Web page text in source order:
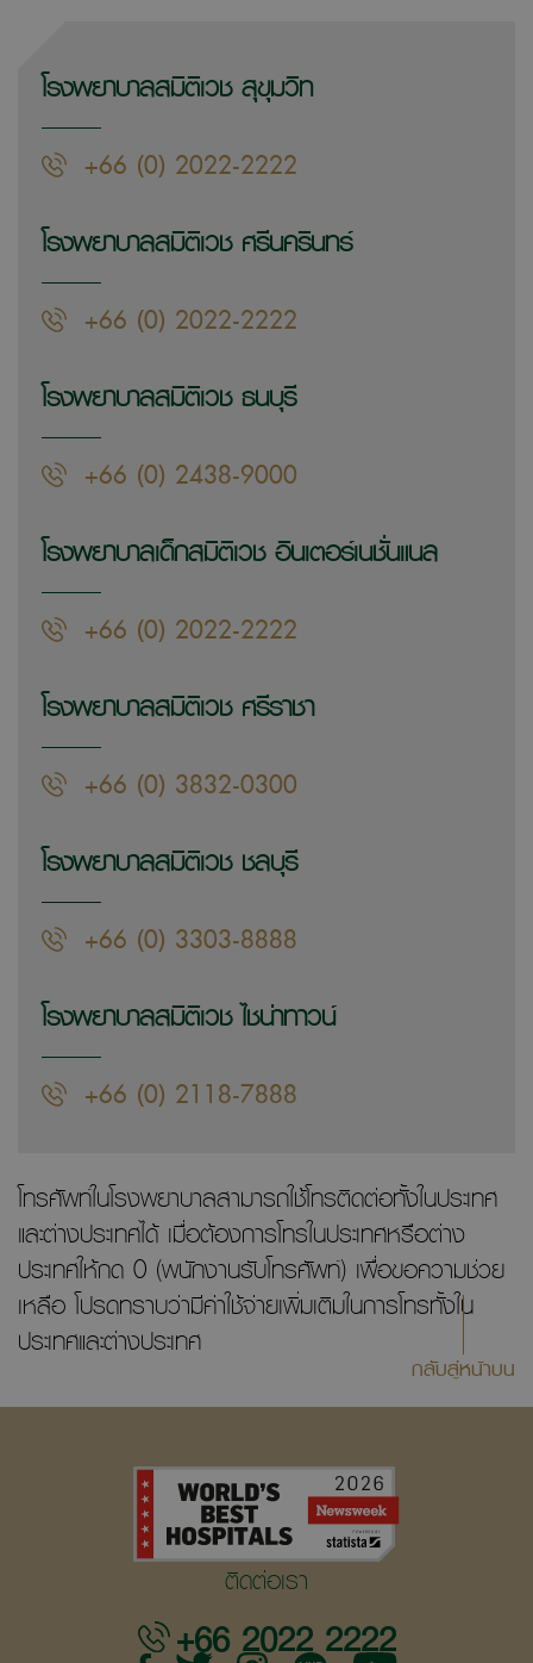
โรงพยาบาลสมิติเวช สุขุมวิท
+66 (0) 2022-2222
โรงพยาบาลสมิติเวช ศรีนครินทร์
+66 (0) 2022-2222
โรงพยาบาลสมิติเวช ธนบุรี
+66 (0) 2438-9000
โรงพยาบาลเด็กสมิติเวช อินเตอร์เนชั่นแนล
+66 (0) 2022-2222
โรงพยาบาลสมิติเวช ศรีราชา
+66 (0) 3832-0300
โรงพยาบาลสมิติเวช ชลบุรี
+66 (0) 3303-8888
โรงพยาบาลสมิติเวช ไชน่าทาวน์
+66 (0) 2118-7888
โทรศัพท์ในโรงพยาบาลสามารถใช้โทรติดต่อทั้งในประเทศ
และต่างประเทศได้ เมื่อต้องการโทรในประเทศหรือต่าง
ประเทศให้กด 0 (พนักงานรับโทรศัพท์) เพื่อขอความช่วย
เหลือ โปรดทราบว่ามีค่าใช้จ่ายเพิ่มเติมในการโทรทั้งใน
ประเทศและต่างประเทศ
กลับสู่หน้าบน
ติดต่อเรา
+66 2022 2222